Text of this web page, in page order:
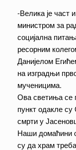
-Велика је част
министром за
социјална
ресорним
Данијелом
на изградњи
мученицима.
Ова светиња се
пункт одакле
смрти у
Наши домаћини
су да храм